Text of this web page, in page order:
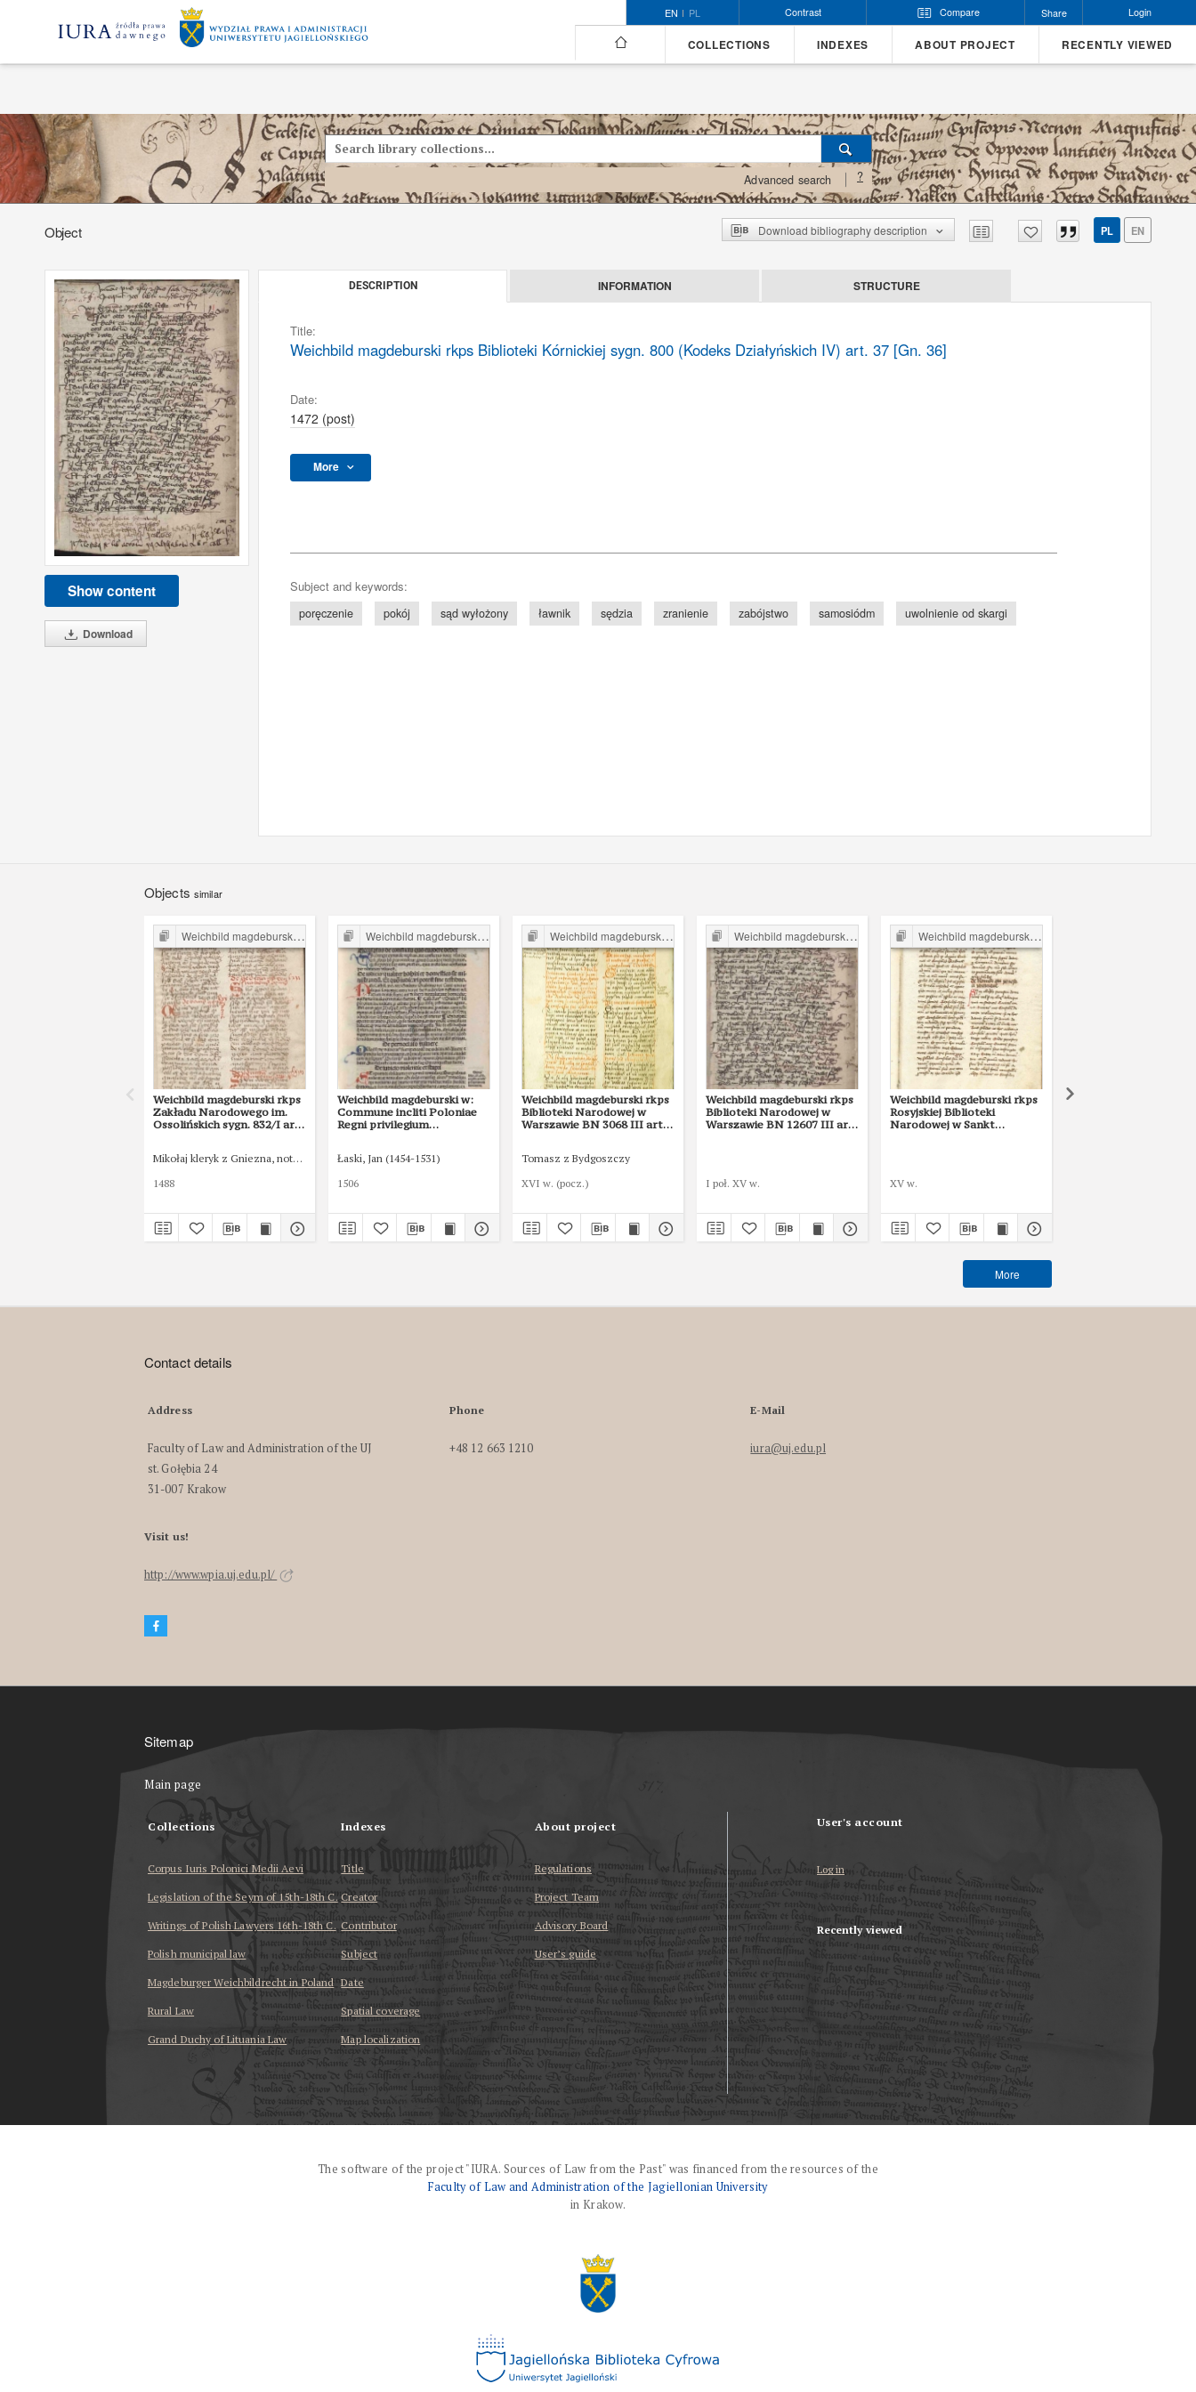
EN PL Contrast Compare Share Login
COLLECTIONS INDEXES ABOUT PROJECT RECENTLY VIEWED
Advanced search ?
Object Download bibliography description PL EN
Show content
Download
DESCRIPTION INFORMATION STRUCTURE
Title:
Weichbild magdeburski rkps Biblioteki Kórnickiej sygn. 800 (Kodeks Działyńskich IV) art. 37 [Gn. 36]
Date:
1472 (post)
More
Subject and keywords:
poręczenie pokój sąd wyłożony ławnik sędzia zranienie zabójstwo samosiódm uwolnienie od skargi
Objects similar
Weichbild magdeburski w Polsce
Weichbild magdeburski rkps
Zakładu Narodowego im.
Ossolińskich sygn. 832/I art.
Mikołaj kleryk z Gniezna, notariusz publiczny
1488
Weichbild magdeburski w Polsce
Weichbild magdeburski w:
Commune incliti Poloniae
Regni privilegium
42 [Gn. 36]
Łaski, Jan (1454-1531)
1506
Weichbild magdeburski w Polsce
Weichbild magdeburski rkps
Biblioteki Narodowej w
Warszawie BN 3068 III art.
Tomasz z Bydgoszczy
XVI w. (pocz.)
Weichbild magdeburski w Polsce
Weichbild magdeburski rkps
Biblioteki Narodowej w
Warszawie BN 12607 III art.
I poł. XV w.
Weichbild magdeburski w Polsce
Weichbild magdeburski rkps
Rosyjskiej Biblioteki
Narodowej w Sankt
XV w.
More
Contact details
Address
Faculty of Law and Administration of the UJ
st. Gołębia 24
31-007 Krakow
Phone
+48 12 663 1210
E-Mail
iura@uj.edu.pl
Visit us!
http://www.wpia.uj.edu.pl/
Sitemap
Main page
Collections
Corpus Iuris Polonici Medii Aevi
Legislation of the Seym of 15th-18th C.
Writings of Polish Lawyers 16th-18th C.
Polish municipal law
Magdeburger Weichbildrecht in Poland
Rural Law
Grand Duchy of Lituania Law
Indexes
Title
Creator
Contributor
Subject
Date
Spatial coverage
Map localization
About project
Regulations
Project Team
Advisory Board
User’s guide
User's account
Log in
Recently viewed
The software of the project "IURA. Sources of Law from the Past" was financed from the resources of the
Faculty of Law and Administration of the Jagiellonian University
in Krakow.